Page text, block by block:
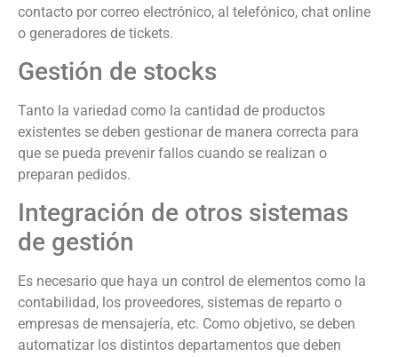
contacto por correo electrónico, al telefónico, chat online
o generadores de tickets.
Gestión de stocks
Tanto la variedad como la cantidad de productos
existentes se deben gestionar de manera correcta para
que se pueda prevenir fallos cuando se realizan o
preparan pedidos.
Integración de otros sistemas
de gestión
Es necesario que haya un control de elementos como la
contabilidad, los proveedores, sistemas de reparto o
empresas de mensajería, etc. Como objetivo, se deben
automatizar los distintos departamentos que deben